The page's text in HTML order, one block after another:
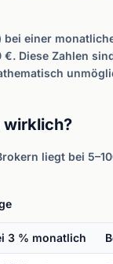
einer
Diese Zahlen
wirklich?
liegt bei
3 % monatlich